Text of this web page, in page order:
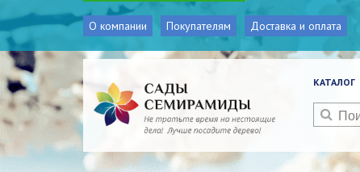
О компании Покупателям Доставка и оплата
КАТАЛОГ